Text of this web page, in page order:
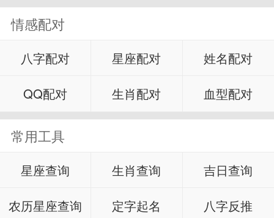
情感配对
八字配对 星座配对 姓名配对
QQ配对 生肖配对 血型配对
常用工具
星座查询 生肖查询 吉日查询
农历星座查询 定字起名 八字反推